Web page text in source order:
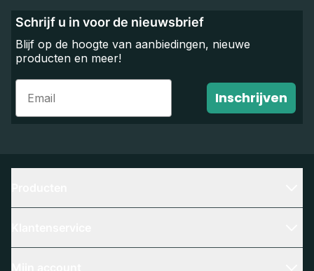
Schrijf u in voor de nieuwsbrief
Blijf op de hoogte van aanbiedingen, nieuwe
producten en meer!
Email
Inschrijven